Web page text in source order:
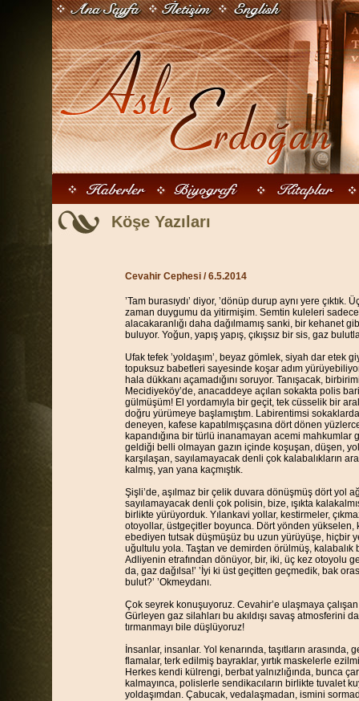
Köşe Yazıları
Cevahir Cephesi / 6.5.2014
’Tam burasıydı’ diyor, ’dönüp durup aynı yere
zaman duygumu da yitirmişim. Semtin kuleleri
alacakaranlığı daha dağılmamış sanki, bir kehanet
buluyor. Yoğun, yapış yapış, çıkışsız bir sis, gaz
Ufak tefek ’yoldaşım’, beyaz gömlek, siyah dar etek
topuksuz babetleri sayesinde koşar adım
hala dükkanı açamadığını soruyor. Tanışacak,
Mecidiyeköy’de, anacaddeye açılan sokakta polis
gülmüşüm! El yordamıyla bir geçit, tek cüsselik bir
doğru yürümeye başlamıştım. Labirentimsi
deneyen, kafese kapatılmışçasına dört dönen
kapandığına bir türlü inanamayan acemi mahkumlar
geldiği belli olmayan gazın içinde koşuşan, düşen,
karşılaşan, sayılamayacak denli çok kalabalıkların
kalmış, yan yana kaçmıştık.
Şişli’de, aşılmaz bir çelik duvara dönüşmüş dört yol
sayılamayacak denli çok polisin, bize, ışıkta
birlikte yürüyorduk. Yılankavi yollar, kestirmeler,
otoyollar, üstgeçitler boyunca. Dört yönden
ebediyen tutsak düşmüşüz bu uzun yürüyüşe, hiçbir
uğultulu yola. Taştan ve demirden örülmüş, kalabalık
Adliyenin etrafından dönüyor, bir, iki, üç kez otoyolu
da, gaz dağılsa!’ ’İyi ki üst geçitten geçmedik, bak
bulut?’ ’Okmeydanı.
Çok seyrek konuşuyoruz. Cevahir’e ulaşmaya
Gürleyen gaz silahları bu akıldışı savaş atmosferini
tırmanmayı bile düşlüyoruz!
İnsanlar, insanlar. Yol kenarında, taşıtların
flamalar, terk edilmiş bayraklar, yırtık maskelerle
Herkes kendi külrengi, berbat yalnızlığında, bunca
kalmayınca, polislerle sendikacıların birlikte tuvalet
yoldaşımdan. Çabucak, vedalaşmadan, ismini